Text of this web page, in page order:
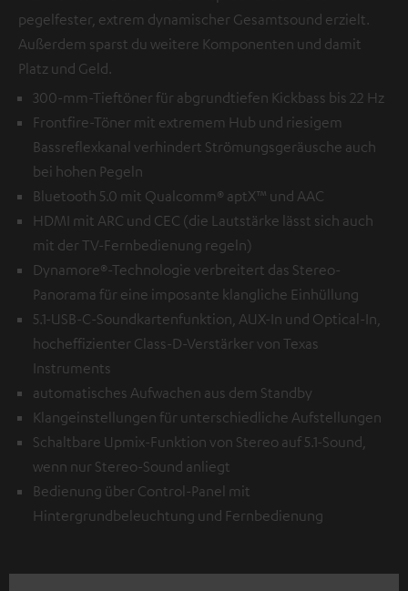
pegelfester, extrem dynamischer Gesamtsound erzielt.
Außerdem sparst du weitere Komponenten und damit
Platz und Geld.
300-mm-Tieftöner für abgrundtiefen Kickbass bis 22 Hz
Frontfire-Töner mit extremem Hub und riesigem
Bassreflexkanal verhindert Strömungsgeräusche auch
bei hohen Pegeln
Bluetooth 5.0 mit Qualcomm® aptX™ und AAC
HDMI mit ARC und CEC (die Lautstärke lässt sich auch
mit der TV-Fernbedienung regeln)
Dynamore®-Technologie verbreitert das Stereo-
Panorama für eine imposante klangliche Einhüllung
5.1-USB-C-Soundkartenfunktion, AUX-In und Optical-In,
hocheffizienter Class-D-Verstärker von Texas
Instruments
automatisches Aufwachen aus dem Standby
Klangeinstellungen für unterschiedliche Aufstellungen
Schaltbare Upmix-Funktion von Stereo auf 5.1-Sound,
wenn nur Stereo-Sound anliegt
Bedienung über Control-Panel mit
Hintergrundbeleuchtung und Fernbedienung